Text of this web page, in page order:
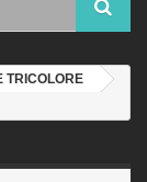
TRICOLORE